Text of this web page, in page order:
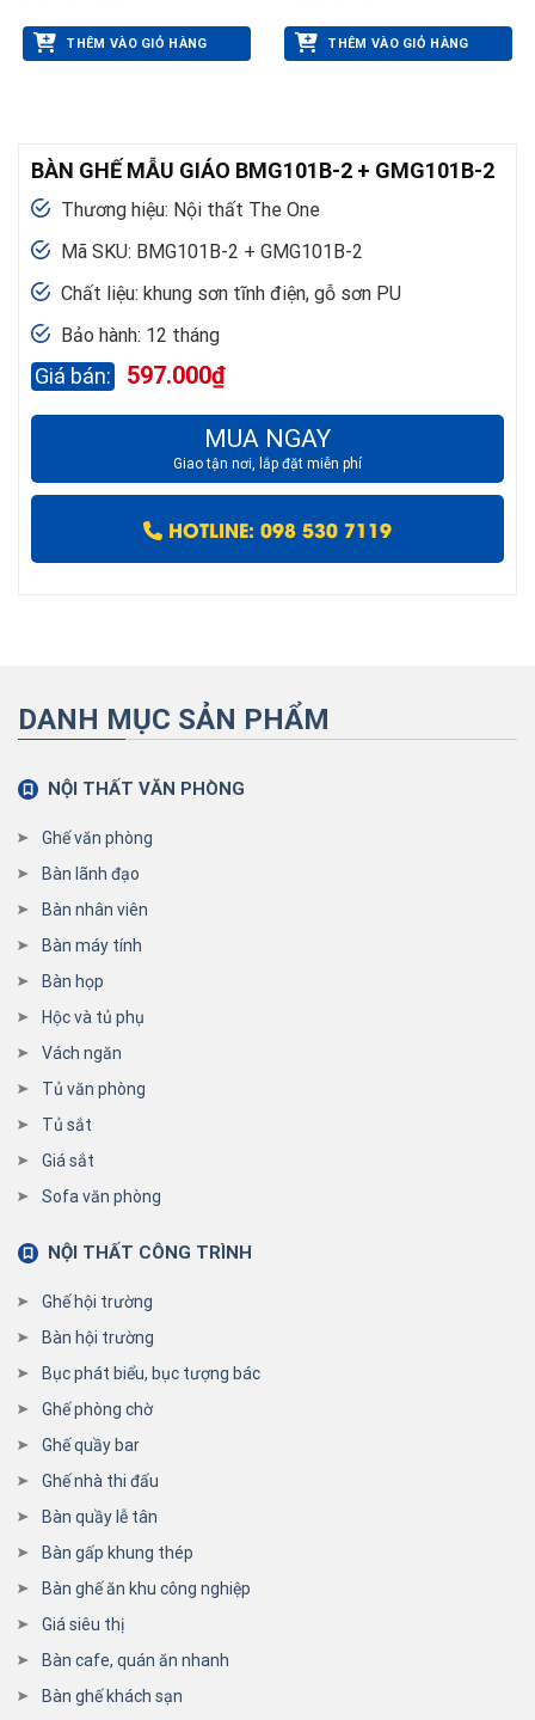
THÊM VÀO GIỎ HÀNG THÊM VÀO GIỎ HÀNG
BÀN GHẾ MẪU GIÁO BMG101B-2 + GMG101B-2
Thương hiệu: Nội thất The One
Mã SKU: BMG101B-2 + GMG101B-2
Chất liệu: khung sơn tĩnh điện, gỗ sơn PU
Bảo hành: 12 tháng
597.000₫
MUA NGAY
Giao tận nơi, lắp đặt miễn phí
HOTLINE: 098 530 7119
DANH MỤC SẢN PHẨM
NỘI THẤT VĂN PHÒNG
Ghế văn phòng
Bàn lãnh đạo
Bàn nhân viên
Bàn máy tính
Bàn họp
Hộc và tủ phụ
Vách ngăn
Tủ văn phòng
Tủ sắt
Giá sắt
Sofa văn phòng
NỘI THẤT CÔNG TRÌNH
Ghế hội trường
Bàn hội trường
Bục phát biểu, bục tượng bác
Ghế phòng chờ
Ghế quầy bar
Ghế nhà thi đấu
Bàn quầy lễ tân
Bàn gấp khung thép
Bàn ghế ăn khu công nghiệp
Giá siêu thị
Bàn cafe, quán ăn nhanh
Bàn ghế khách sạn